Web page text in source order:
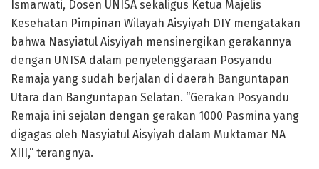
Ismarwati, Dosen UNISA sekaligus Ketua Majelis
Kesehatan Pimpinan Wilayah Aisyiyah DIY mengatakan
bahwa Nasyiatul Aisyiyah mensinergikan gerakannya
dengan UNISA dalam penyelenggaraan Posyandu
Remaja yang sudah berjalan di daerah Banguntapan
Utara dan Banguntapan Selatan. “Gerakan Posyandu
Remaja ini sejalan dengan gerakan 1000 Pasmina yang
digagas oleh Nasyiatul Aisyiyah dalam Muktamar NA
XIII,” terangnya.